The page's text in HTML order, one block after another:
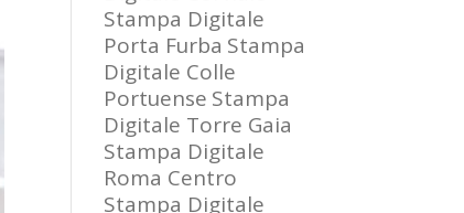
Stampa Digitale
Porta Furba Stampa
Digitale Colle
Portuense Stampa
Digitale Torre Gaia
Stampa Digitale
Roma Centro
Stampa Digitale